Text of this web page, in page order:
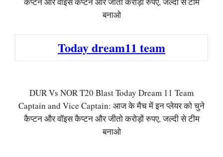
बनाओ
Today dream11 team
DUR Vs NOR T20 Blast Today Dream 11 Team
Captain and Vice Captain: आज के मैच में इन प्लेयर को चुने
कैप्टन और वॉइस कैप्टन और जीतो करोड़ों रुपए, जल्दी से टीम
बनाओ